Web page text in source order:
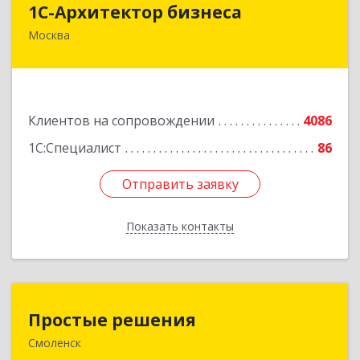
1С-Архитектор бизнеса
Москва
Клиентов на сопровождении
4086
1С:Специалист
86
Отправить заявку
Показать контакты
115114, Москва г, Кожевнический 2-й пер, дом
Отправить заявку
Назад
Простые решения
Смоленск
214015, Смоленская обл, Смоленск г, Большая